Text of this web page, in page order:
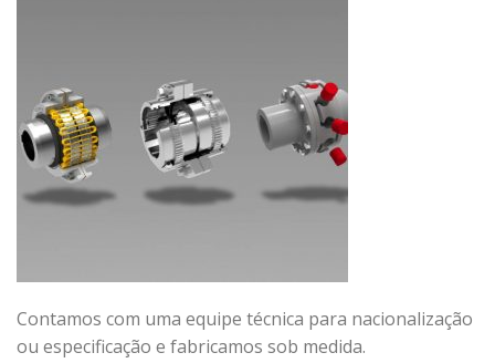
Contamos com uma equipe técnica para nacionalização
ou especificação e fabricamos sob medida.